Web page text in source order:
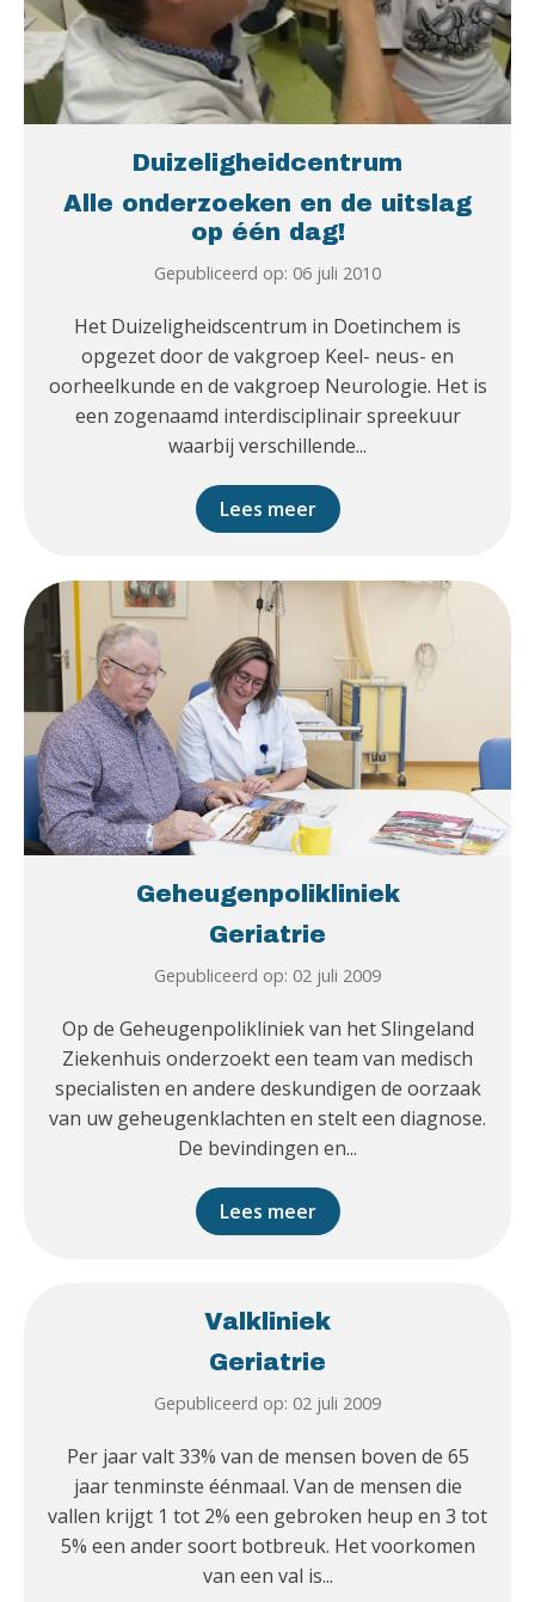
Duizeligheidcentrum
Alle onderzoeken en de uitslag
op één dag!
Gepubliceerd op: 06 juli 2010
Het Duizeligheidscentrum in Doetinchem is
opgezet door de vakgroep Keel- neus- en
oorheelkunde en de vakgroep Neurologie. Het is
een zogenaamd interdisciplinair spreekuur
waarbij verschillende...
Lees meer
Geheugenpolikliniek
Geriatrie
Gepubliceerd op: 02 juli 2009
Op de Geheugenpolikliniek van het Slingeland
Ziekenhuis onderzoekt een team van medisch
specialisten en andere deskundigen de oorzaak
van uw geheugenklachten en stelt een diagnose.
De bevindingen en...
Lees meer
Valkliniek
Geriatrie
Gepubliceerd op: 02 juli 2009
Per jaar valt 33% van de mensen boven de 65
jaar tenminste éénmaal. Van de mensen die
vallen krijgt 1 tot 2% een gebroken heup en 3 tot
5% een ander soort botbreuk. Het voorkomen
van een val is...